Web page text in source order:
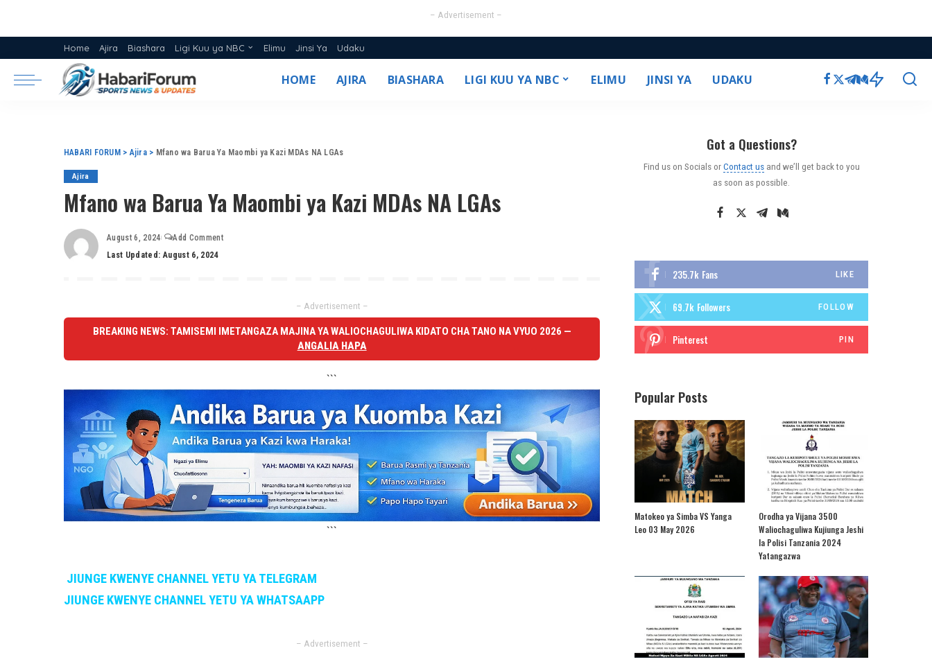
– Advertisement –
Home Ajira Biashara Ligi Kuu ya NBC
Msimamo Ligi Kuu ya NBC 2025/26
Elimu Jinsi Ya Udaku
HOME AJIRA BIASHARA LIGI KUU YA NBC ELIMU JINSI YA UDAKU
HABARI FORUM >Ajira> Mfano wa Barua Ya Maombi ya Kazi MDAs NA LGAs
Ajira
Mfano wa Barua Ya Maombi ya Kazi MDAs NA LGAs
August 6, 2024
Add Comment
Last Updated: August 6, 2024
– Advertisement –
BREAKING NEWS: TAMISEMI IMETANGAZA MAJINA YA WALIOCHAGULIWA KIDATO CHA TANO NA VYUO 2026 —
ANGALIA HAPA
```
```
JIUNGE KWENYE CHANNEL YETU YA TELEGRAM
JIUNGE KWENYE CHANNEL YETU YA WHATSAAPP
– Advertisement –
Got a Questions?
Find us on Socials orContact usand we’ll get back to you
as soon as possible.
235.7k Fans LIKE
69.7k Followers FOLLOW
Pinterest PIN
Popular Posts
Matokeo ya Simba VS Yanga
Leo 03 May 2026
Orodha ya Vijana 3500
Waliochaguliwa Kujiunga Jeshi
la Polisi Tanzania 2024
Yatangazwa